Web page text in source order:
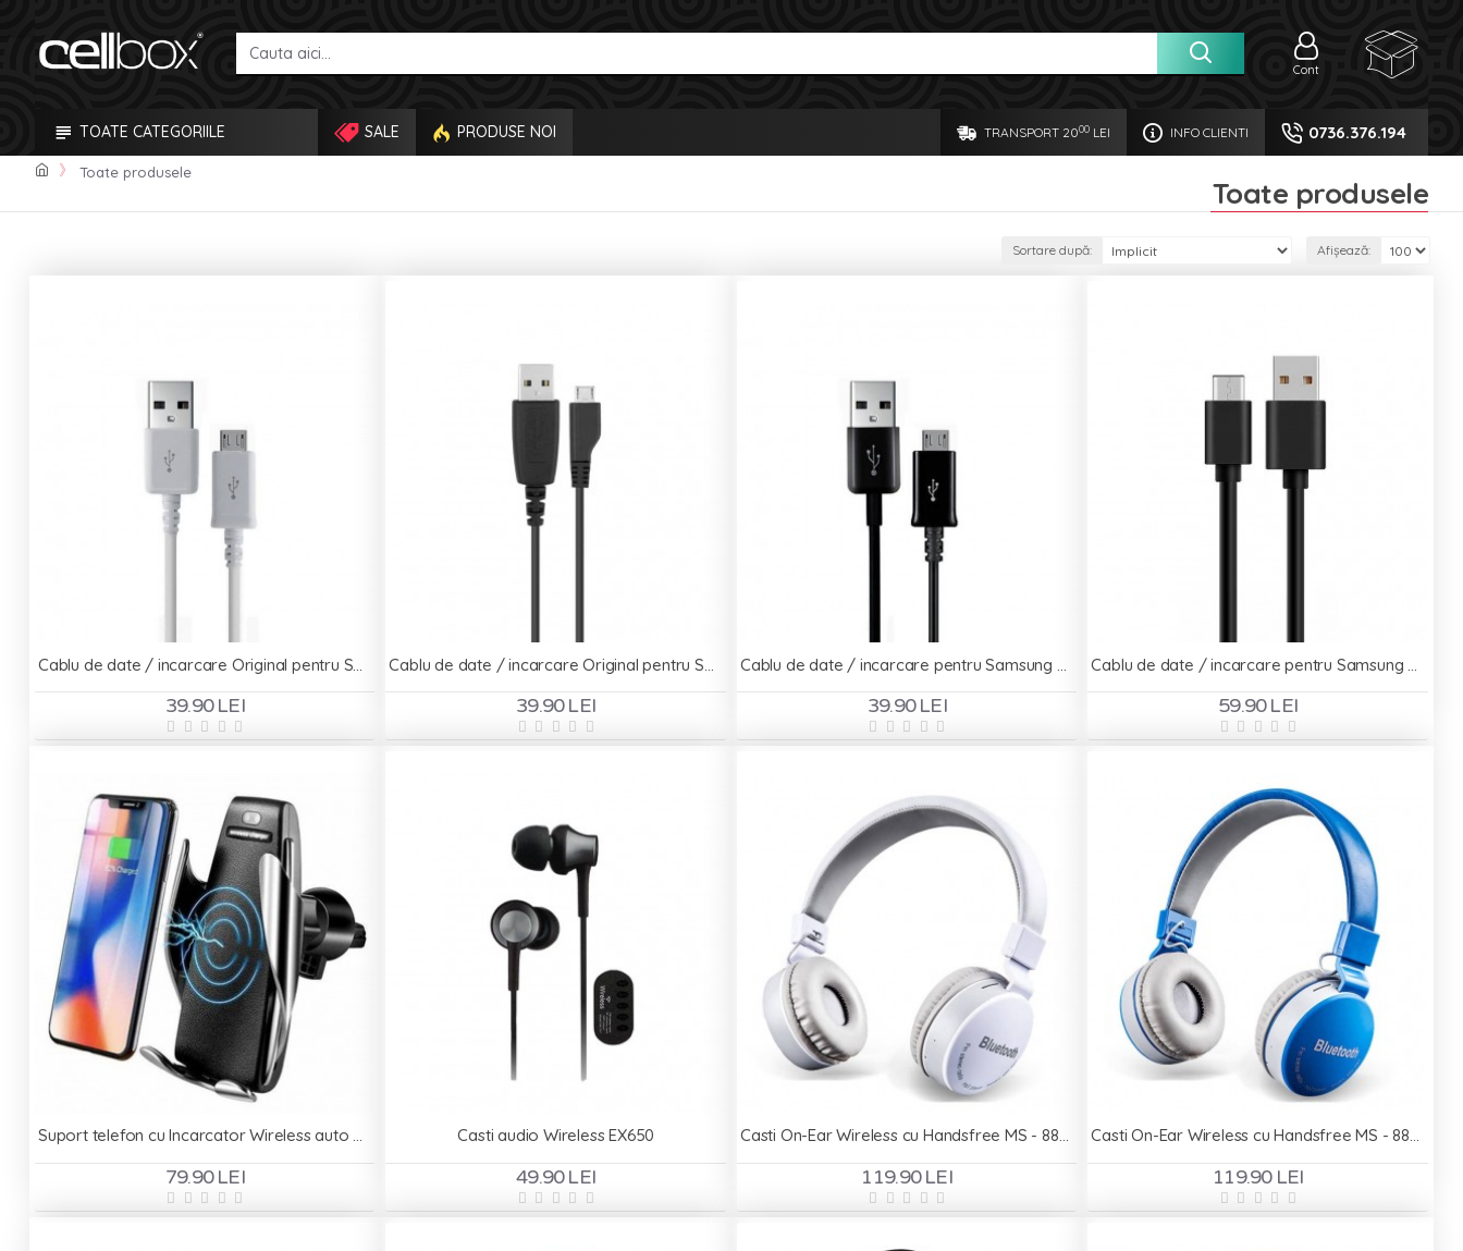
Cont
TOATE CATEGORIILE SALE PRODUSE NOI TRANSPORT 2000 LEI INFO CLIENTI 0736.376.194
Toate produsele
Toate produsele
Sortare după: Afișează:
Cablu de date / incarcare Original pentru Samsung ECB-DU4EWE - microUSB
39.90 LEI
Cablu de date / incarcare Original pentru Samsung ECC1DU0BBK - microUSB
39.90 LEI
Cablu de date / incarcare pentru Samsung Original ECB-DU5ABE - microUSB
39.90 LEI
Cablu de date / incarcare pentru Samsung Original EP-DW700CB - Type-C
59.90 LEI
Suport telefon cu Incarcator Wireless auto pentru ventilatie - Smart Sensor S5
79.90 LEI
Casti audio Wireless EX650
49.90 LEI
Casti On-Ear Wireless cu Handsfree MS - 881A - Alb
119.90 LEI
Casti On-Ear Wireless cu Handsfree MS - 881A - Albastru
119.90 LEI